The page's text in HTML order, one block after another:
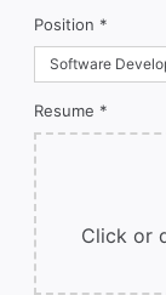
Position *
Resume *
Click or